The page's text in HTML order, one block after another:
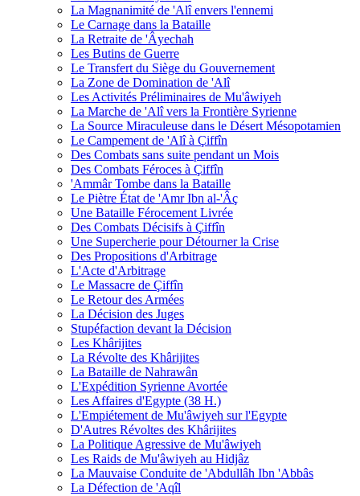
La Magnanimité de 'Alî envers l'ennemi
Le Carnage dans la Bataille
La Retraite de 'Âyechah
Les Butins de Guerre
Le Transfert du Siège du Gouvernement
La Zone de Domination de 'Alî
Les Activités Préliminaires de Mu'âwiyeh
La Marche de 'Alî vers la Frontière Syrienne
La Source Miraculeuse dans le Désert Mésopotamien
Le Campement de 'Alî à Çiffîn
Des Combats sans suite pendant un Mois
Des Combats Féroces à Çiffîn
'Ammâr Tombe dans la Bataille
Le Piètre État de 'Amr Ibn al-'Âç
Une Bataille Férocement Livrée
Des Combats Décisifs à Çiffîn
Une Supercherie pour Détourner la Crise
Des Propositions d'Arbitrage
L'Acte d'Arbitrage
Le Massacre de Çiffîn
Le Retour des Armées
La Décision des Juges
Stupéfaction devant la Décision
Les Khârijites
La Révolte des Khârijites
La Bataille de Nahrawân
L'Expédition Syrienne Avortée
Les Affaires d'Egypte (38 H.)
L'Empiétement de Mu'âwiyeh sur l'Egypte
D'Autres Révoltes des Khârijites
La Politique Agressive de Mu'âwiyeh
Les Raids de Mu'âwiyeh au Hidjâz
La Mauvaise Conduite de 'Abdullâh Ibn 'Abbâs
La Défection de 'Aqîl